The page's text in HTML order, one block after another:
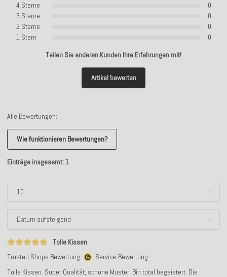
4 Sterne
0
3 Sterne
0
2 Sterne
0
1 Stern
0
Teilen Sie anderen Kunden Ihre Erfahrungen mit!
Artikel bewerten
Alle Bewertungen:
Wie funktionieren Bewertungen?
Einträge insgesamt: 1
Tolle Kissen
Trusted Shops Bewertung
Service-Bewertung
Tolle Kissen. Super Qualität, schöne Muster. Bin total begeistert. Die